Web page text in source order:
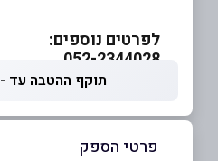
לפרטים נוספים:
תוקף ההטבה עד - 10.09.2026
פרטי הספק